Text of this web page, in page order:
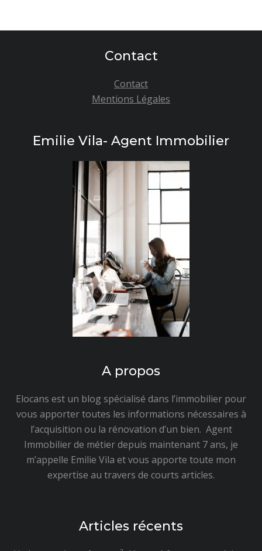
Contact
Contact
Mentions Légales
Emilie Vila- Agent Immobilier
A propos
Elocans est un blog spécialisé dans l’immobilier pour
vous apporter toutes les informations nécessaires à
l’acquisition ou la rénovation d’un bien. Agent
Immobilier de métier depuis maintenant 7 ans, je
m’appelle Emilie Vila et vous apporte toute mon
expertise au travers de courts articles.
Articles récents